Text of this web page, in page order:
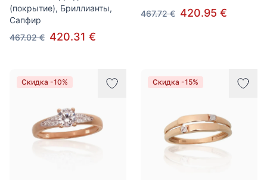
(покрытие), Бриллианты,
Сапфир
467.02 € 420.31 €
467.72 € 420.95 €
Скидка -10% Скидка -15%